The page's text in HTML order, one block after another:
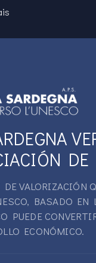
DE VALORIZACIÓN
BASADO EN
PUEDE
ECONÓMICO.